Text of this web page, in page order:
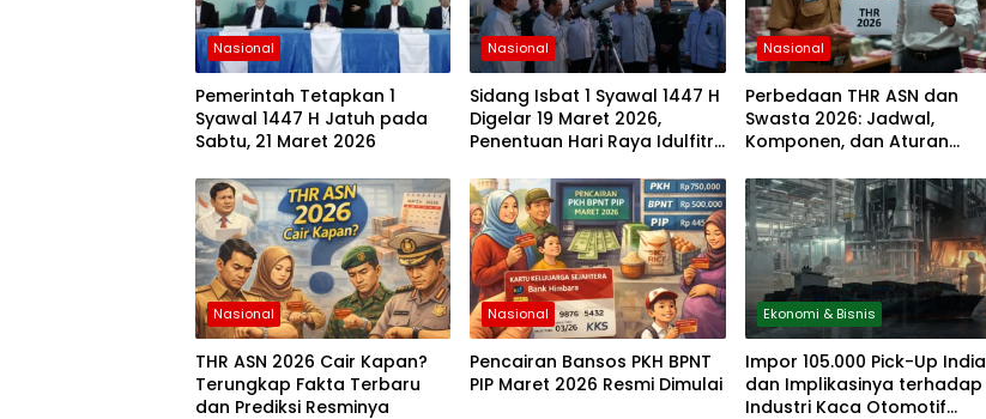
Nasional
Pemerintah Tetapkan 1
Syawal 1447 H Jatuh pada
Sabtu, 21 Maret 2026
Nasional
Sidang Isbat 1 Syawal 1447 H
Digelar 19 Maret 2026,
Penentuan Hari Raya Idulfitri
Nasional
Perbedaan THR ASN dan
Swasta 2026: Jadwal,
Komponen, dan Aturan
Nasional
THR ASN 2026 Cair Kapan?
Terungkap Fakta Terbaru
dan Prediksi Resminya
Nasional
Pencairan Bansos PKH BPNT
PIP Maret 2026 Resmi Dimulai
Ekonomi & Bisnis
Impor 105.000 Pick-Up India
dan Implikasinya terhadap
Industri Kaca Otomotif